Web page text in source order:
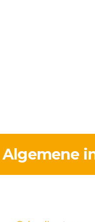
CONTACT
Algemene